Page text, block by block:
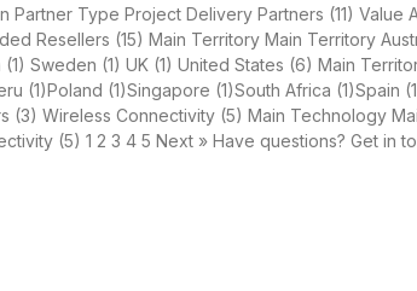
Type Project Delivery Partners (11) Value
Resellers (15) Main Territory Main Territory
Sweden (1) UK (1) United States (6) Main
(1)Poland (1)Singapore (1)South Africa (1)Spain
Wireless Connectivity (5) Main Technology
(5) 1 2 3 4 5 Next » Have questions? Get in